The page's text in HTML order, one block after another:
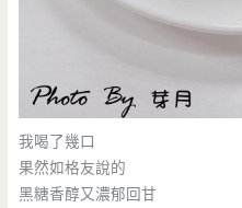
我喝了幾口
果然如格友說的
黑糖香醇又濃郁回甘